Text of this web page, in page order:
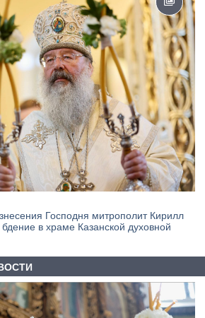
Господня митрополит Кирилл
в храме Казанской духовной